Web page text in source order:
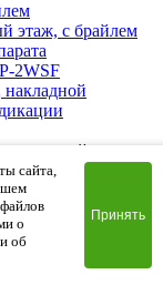
этаж, с брайлем
2WSF
красный цвет на
2BSF (Вверх/
(пожарная
сайта,
о
об
Принять